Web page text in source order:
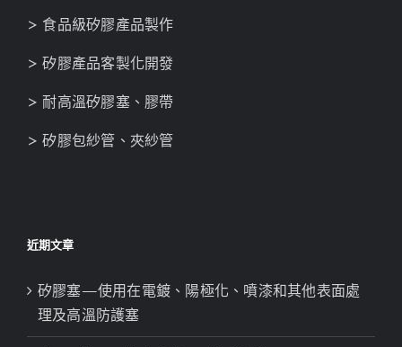
> 食品級矽膠產品製作
> 矽膠產品客製化開發
> 耐高溫矽膠塞、膠帶
> 矽膠包紗管、夾紗管
近期文章
矽膠塞—使用在電鍍、陽極化、噴漆和其他表面處
理及高溫防護塞